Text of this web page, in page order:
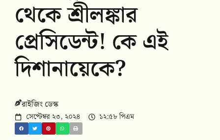
থেকে শ্রীলঙ্কার
প্রেসিডেন্ট! কে এই
দিশানায়েকে?
রাইজিং ডেস্ক
সেপ্টেম্বর ২৩, ২০২৪ ১২:৫৮ পিএম